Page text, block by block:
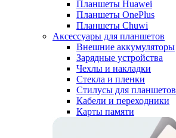
Планшеты Huawei
Планшеты OnePlus
Планшеты Chuwi
Аксессуары для планшетов
Внешние аккумуляторы
Зарядные устройства
Чехлы и накладки
Стекла и пленки
Стилусы для планшетов
Кабели и переходники
Карты памяти